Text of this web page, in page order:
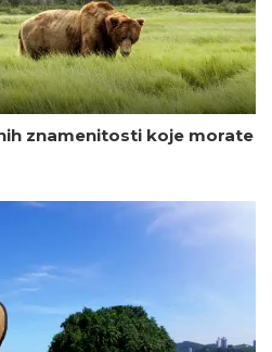
znamenitosti koje morate